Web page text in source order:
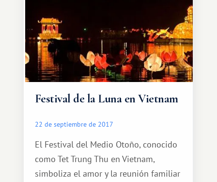
Festival de la Luna en Vietnam
22 de septiembre de 2017
El Festival del Medio Otoño, conocido
como Tet Trung Thu en Vietnam,
simboliza el amor y la reunión familiar